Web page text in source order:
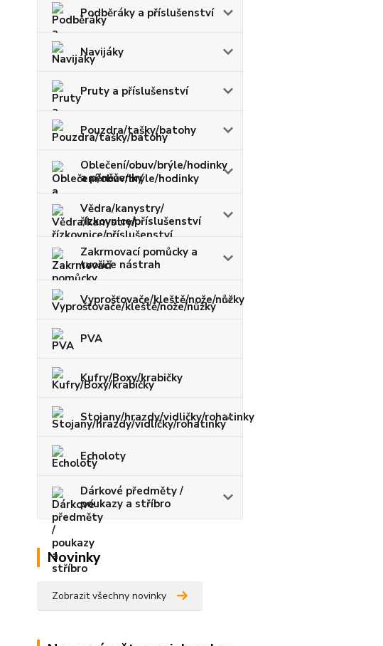
Podběráky a příslušenství
Navijáky
Pruty a příslušenství
Pouzdra/tašky/batohy
Oblečení/obuv/brýle/hodinky
a pěněženky
Vědra/kanystry/
řízkovnice/příslušenství
Zakrmovací pomůcky a
tvořiče nástrah
Vyprošťovače/kleště/nože/nůžky
PVA
Kufry/Boxy/krabičky
Stojany/hrazdy/vidličky/rohatinky
Echoloty
Dárkové předměty /
poukazy a stříbro
Novinky
Zobrazit všechny novinky